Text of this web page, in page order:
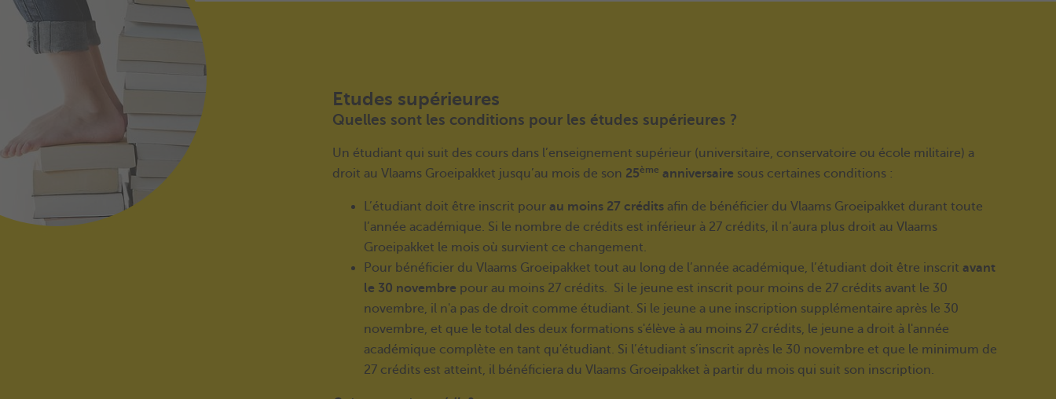
Etudes supérieures
Quelles sont les conditions pour les études supérieures ?
Un étudiant qui suit des cours dans l’enseignement supérieur (universitaire, conservatoire ou école militaire) a
droit au Vlaams Groeipakket jusqu’au mois de son 25ème anniversaire sous certaines conditions :
L’étudiant doit être inscrit pour au moins 27 créditsafin de bénéficier du Vlaams Groeipakket durant toute
l’année académique. Si le nombre de crédits est inférieur à 27 crédits, il n’aura plus droit au Vlaams
Groeipakket le mois où survient ce changement.
Pour bénéficier du Vlaams Groeipakket tout au long de l’année académique, l’étudiant doit être inscrit avant
le 30 novembre pour au moins 27 crédits. Si le jeune est inscrit pour moins de 27 crédits avant le 30
novembre, il n'a pas de droit comme étudiant. Si le jeune a une inscription supplémentaire après le 30
novembre, et que le total des deux formations s'élève à au moins 27 crédits, le jeune a droit à l'année
académique complète en tant qu'étudiant. Si l’étudiant s’inscrit après le 30 novembre et que le minimum de
27 crédits est atteint, il bénéficiera du Vlaams Groeipakket à partir du mois qui suit son inscription.